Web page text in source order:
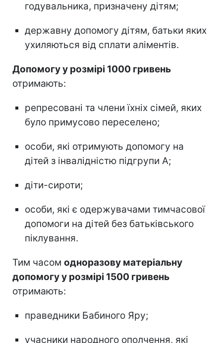
годувальника, призначену дітям;
державну допомогу дітям, батьки яких
ухиляються від сплати аліментів.
Допомогу у розмірі 1000 гривень
отримають:
репресовані та члени їхніх сімей, яких
було примусово переселено;
особи, які отримують допомогу на
дітей з інвалідністю підгрупи А;
діти-сироти;
особи, які є одержувачами тимчасової
допомоги на дітей без батьківського
піклування.
Тим часом одноразову матеріальну
допомогу у розмірі 1500 гривень
отримають:
праведники Бабиного Яру;
учасники народного ополчення, які